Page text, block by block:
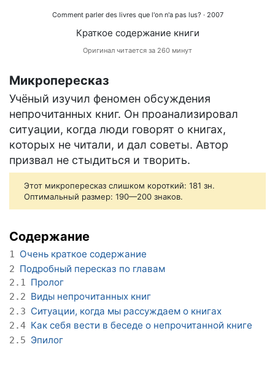
Comment parler des livres que l'on n'a pas lus? · 2007
Краткое содержание книги
Оригинал читается за 260 минут
Микропересказ
Учёный изучил феномен обсуждения
непрочитанных книг. Он проанализировал
ситуации, когда люди говорят о книгах,
которых не читали, и дал советы. Автор
призвал не стыдиться и творить.
Этот микропересказ слишком короткий: 181 зн.
Оптимальный размер: 190—200 знаков.
Содержание
1 Очень краткое содержание
2 Подробный пересказ по главам
2.1 Пролог
2.2 Виды непрочитанных книг
2.3 Ситуации, когда мы рассуждаем о книгах
2.4 Как себя вести в беседе о непрочитанной книге
2.5 Эпилог